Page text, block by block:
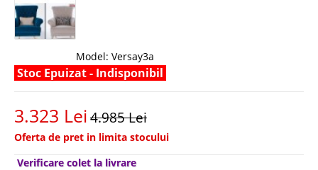
Model: Versay3a
Stoc Epuizat - Indisponibil
3.323 Lei4.985 Lei
Oferta de pret in limita stocului
Verificare colet la livrare